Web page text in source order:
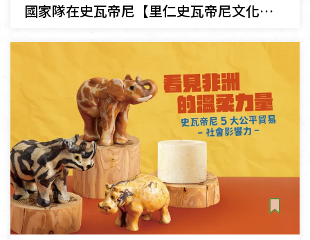
國家隊在史瓦帝尼【里仁史瓦帝尼文化節】